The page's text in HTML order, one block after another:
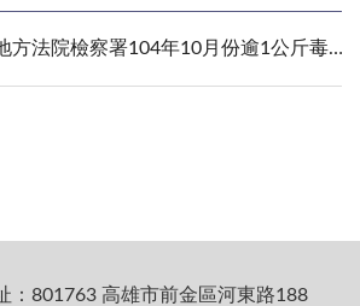
法院檢察署104年10月份逾1公斤毒品清冊.pdf
：801763 高雄市前金區河東路188